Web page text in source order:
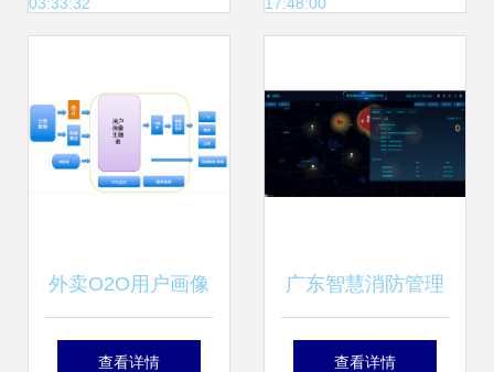
外卖O2O用户画像
实践 界面设计与数
查看详情
广东智慧消防管理
系统 消防工程接入
查看详情